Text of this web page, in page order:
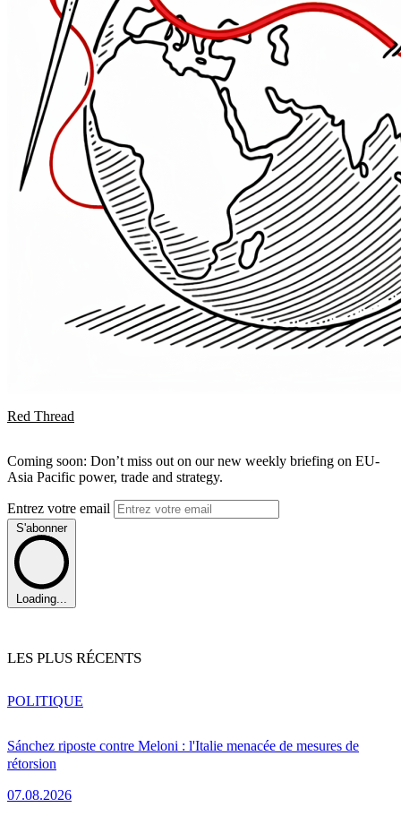
Red Thread
Coming soon: Don’t miss out on our new weekly briefing on EU-
Asia Pacific power, trade and strategy.
Entrez votre email
S'abonner
Loading...
LES PLUS RÉCENTS
Sánchez riposte contre Meloni : l'Italie menacée de mesures de
rétorsion
07.08.2026
POLITIQUE